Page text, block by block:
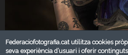
Federaciofotografia.cat utilitza cookies
seva experiència d’usuari i oferir